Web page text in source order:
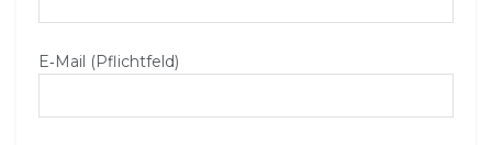
E‑Mail (Pflichtfeld)